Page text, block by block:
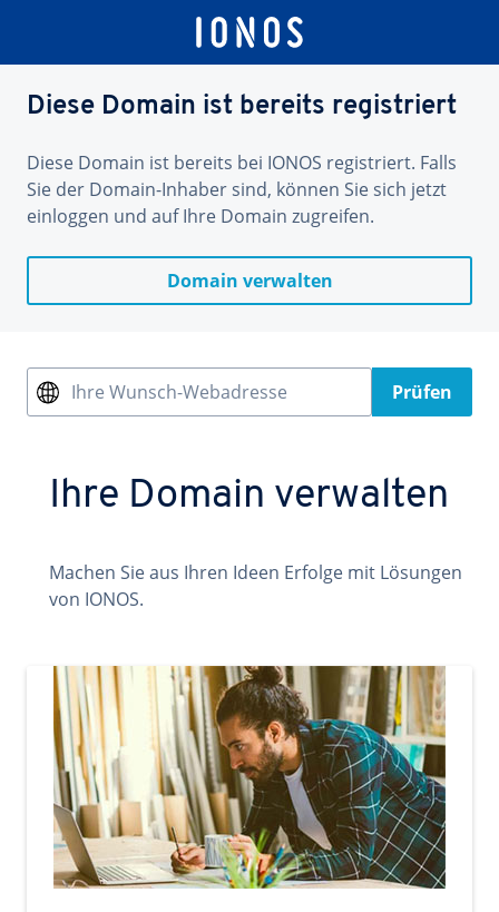
Diese Domain ist bereits registriert
Diese Domain ist bereits bei IONOS registriert. Falls
Sie der Domain-Inhaber sind, können Sie sich jetzt
einloggen und auf Ihre Domain zugreifen.
Domain verwalten
Ihre Wunsch-Webadresse Prüfen
Ihre Domain verwalten
Machen Sie aus Ihren Ideen Erfolge mit Lösungen
von IONOS.